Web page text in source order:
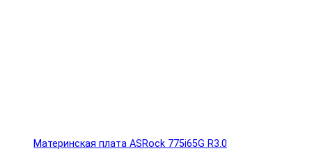
Материнская плата ASRock 775i65G R3.0